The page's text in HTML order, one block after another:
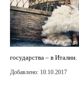
государства – в Италии.
Добавлено: 10.10.2017